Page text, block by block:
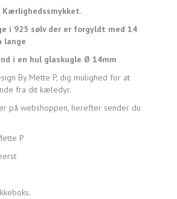
Kærlighedssmykket.
i 925 sølv der er forgyldt med 14
lange
i en hul glaskugle Ø 14mm
By Mette P, dig mulighed for at
fra dit kæledyr.
på webshoppen, herefter sender du
P